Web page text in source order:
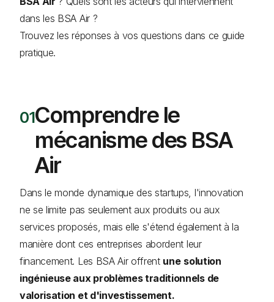
dans les BSA Air ?
Trouvez les réponses à vos questions dans ce guide
pratique.
Comprendre le
mécanisme des BSA
Air
Dans le monde dynamique des startups, l'innovation
ne se limite pas seulement aux produits ou aux
services proposés, mais elle s'étend également à la
manière dont ces entreprises abordent leur
financement. Les BSA Air offrent une solution
ingénieuse aux problèmes traditionnels de
valorisation et d'investissement.